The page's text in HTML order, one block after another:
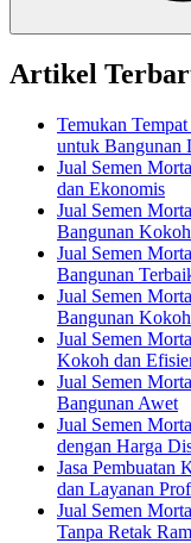
Artikel
Temukan
untuk Bangunan
Jual Semen
dan Ekonomis
Jual Semen
Bangunan
Jual Semen
Bangunan
Jual Semen
Bangunan Kokoh
Jual Semen
Kokoh dan
Jual Semen
Bangunan Awet
Jual Semen
dengan Harga
Jasa Pembuatan
dan Layanan
Jual Semen
Tanpa Retak